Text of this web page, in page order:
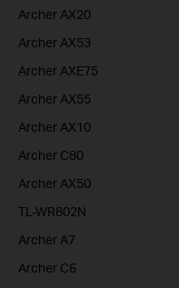
Archer AX20
Archer AX53
Archer AXE75
Archer AX55
Archer AX10
Archer C80
Archer AX50
TL-WR802N
Archer A7
Archer C6